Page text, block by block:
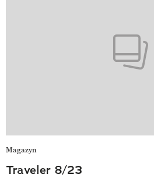
Magazyn
Traveler 8/23